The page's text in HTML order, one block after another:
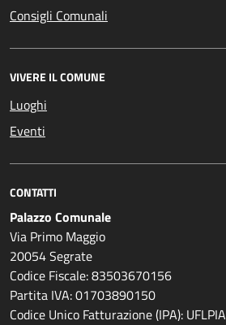
Consigli Comunali
VIVERE IL COMUNE
Luoghi
Eventi
CONTATTI
Palazzo Comunale
Via Primo Maggio
20054 Segrate
Codice Fiscale: 83503670156
Partita IVA: 01703890150
Codice Unico Fatturazione (IPA): UFLPIA